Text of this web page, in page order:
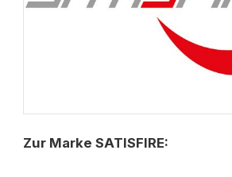
Zur Marke SATISFIRE: